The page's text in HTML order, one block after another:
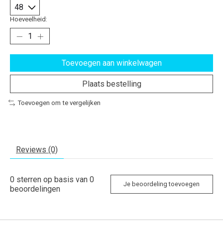
Hoeveelheid:
Toevoegen aan winkelwagen
Plaats bestelling
Toevoegen om te vergelijken
Reviews (0)
0 sterren op basis van 0
beoordelingen
Je beoordeling toevoegen